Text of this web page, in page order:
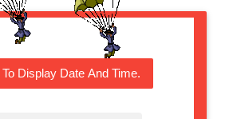
Display Date And Time.